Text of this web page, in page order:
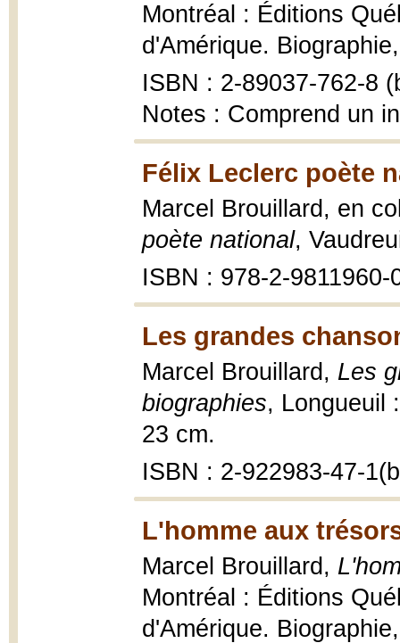
Montréal : Éditions
d'Amérique.
ISBN : 2-89037-762-8
Notes : Comprend un
Félix Leclerc poète
Marcel Brouillard, en
poète national,
ISBN : 978-2-9811960-
Les grandes
Marcel Brouillard, Les
biographies, Longueuil
23 cm.
ISBN : 2-922983-47-
L'homme aux
Marcel Brouillard,
Montréal : Éditions
d'Amérique.